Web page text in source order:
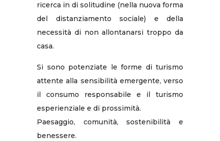
ricerca in di solitudine (nella nuova forma
del distanziamento sociale) e della
necessità di non allontanarsi troppo da
casa.
Si sono potenziate le forme di turismo
attente alla sensibilità emergente, verso
il consumo responsabile e il turismo
esperienziale e di prossimità.
Paesaggio, comunità, sostenibilità e
benessere.